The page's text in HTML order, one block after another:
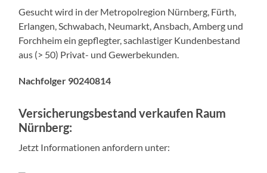
Gesucht wird in der Metropolregion Nürnberg, Fürth,
Erlangen, Schwabach, Neumarkt, Ansbach, Amberg und
Forchheim ein gepflegter, sachlastiger Kundenbestand
aus (> 50) Privat- und Gewerbekunden.
Nachfolger 90240814
Versicherungsbestand verkaufen Raum
Nürnberg:
Jetzt Informationen anfordern unter: